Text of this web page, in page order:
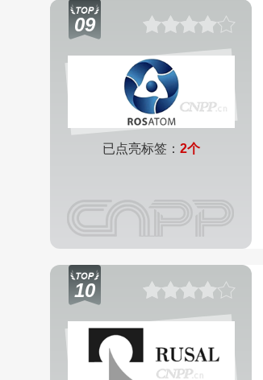
09
已点亮标签： 2个
10